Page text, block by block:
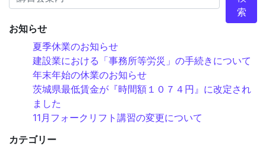
索
お知らせ
夏季休業のお知らせ
建設業における「事務所等労災」の手続きについて
年末年始の休業のお知らせ
茨城県最低賃金が『時間額１０７４円』に改定され
ました
11月フォークリフト講習の変更について
カテゴリー